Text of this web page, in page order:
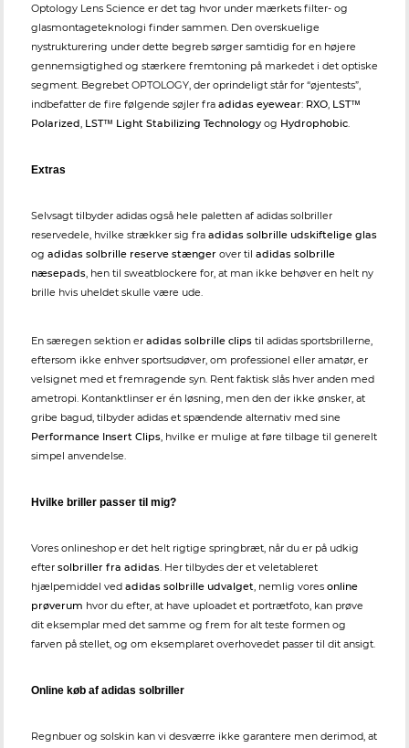
Optology Lens Science er det tag hvor under mærkets filter- og
glasmontageteknologi finder sammen. Den overskuelige
nystrukturering under dette begreb sørger samtidig for en højere
gennemsigtighed og stærkere fremtoning på markedet i det optiske
segment. Begrebet OPTOLOGY, der oprindeligt står for “øjentests”,
indbefatter de fire følgende søjler fra adidas eyewear: RXO, LST™
Polarized, LST™ Light Stabilizing Technology og Hydrophobic.
Extras
Selvsagt tilbyder adidas også hele paletten af adidas solbriller
reservedele, hvilke strækker sig fra adidas solbrille udskiftelige glas
og adidas solbrille reserve stænger over til adidas solbrille
næsepads, hen til sweatblockere for, at man ikke behøver en helt ny
brille hvis uheldet skulle være ude.
En særegen sektion er adidas solbrille clips til adidas sportsbrillerne,
eftersom ikke enhver sportsudøver, om professionel eller amatør, er
velsignet med et fremragende syn. Rent faktisk slås hver anden med
ametropi. Kontanktlinser er én løsning, men den der ikke ønsker, at
gribe bagud, tilbyder adidas et spændende alternativ med sine
Performance Insert Clips, hvilke er mulige at føre tilbage til generelt
simpel anvendelse.
Hvilke briller passer til mig?
Vores onlineshop er det helt rigtige springbræt, når du er på udkig
efter solbriller fra adidas. Her tilbydes der et veletableret
hjælpemiddel ved adidas solbrille udvalget, nemlig vores online
prøverum hvor du efter, at have uploadet et portrætfoto, kan prøve
dit eksemplar med det samme og frem for alt teste formen og
farven på stellet, og om eksemplaret overhovedet passer til dit ansigt.
Online køb af adidas solbriller
Regnbuer og solskin kan vi desværre ikke garantere men derimod, at